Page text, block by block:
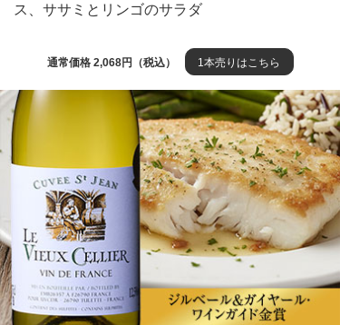
ス、ササミとリンゴのサラダ
通常価格 2,068円（税込） 1本売りはこちら